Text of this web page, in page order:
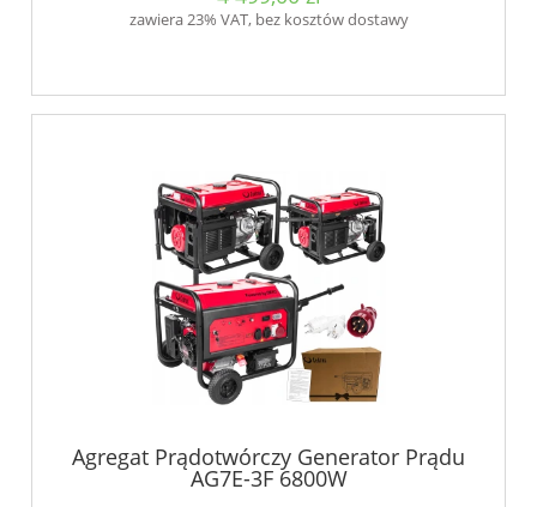
zawiera 23% VAT, bez kosztów dostawy
Agregat Prądotwórczy Generator Prądu
AG7E-3F 6800W